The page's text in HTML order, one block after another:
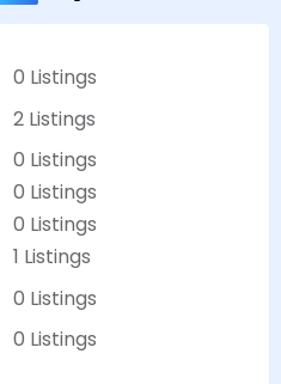
0 Listings
2 Listings
0 Listings
0 Listings
0 Listings
1 Listings
0 Listings
0 Listings